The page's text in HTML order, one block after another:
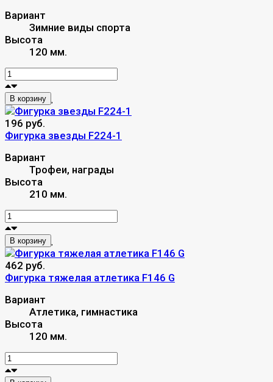
Вариант
Зимние виды спорта
Высота
120 мм.
В корзину
196 руб.
Фигурка звезды F224-1
Вариант
Трофеи, награды
Высота
210 мм.
В корзину
462 руб.
Фигурка тяжелая атлетика F146 G
Вариант
Атлетика, гимнастика
Высота
120 мм.